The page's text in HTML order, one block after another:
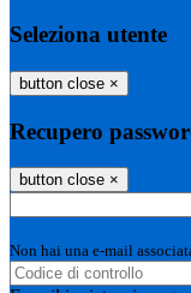
Seleziona utente
button close ×
Recupero
button close ×
Non hai una e-mail